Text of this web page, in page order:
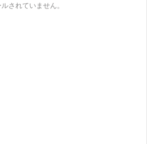
されていません。